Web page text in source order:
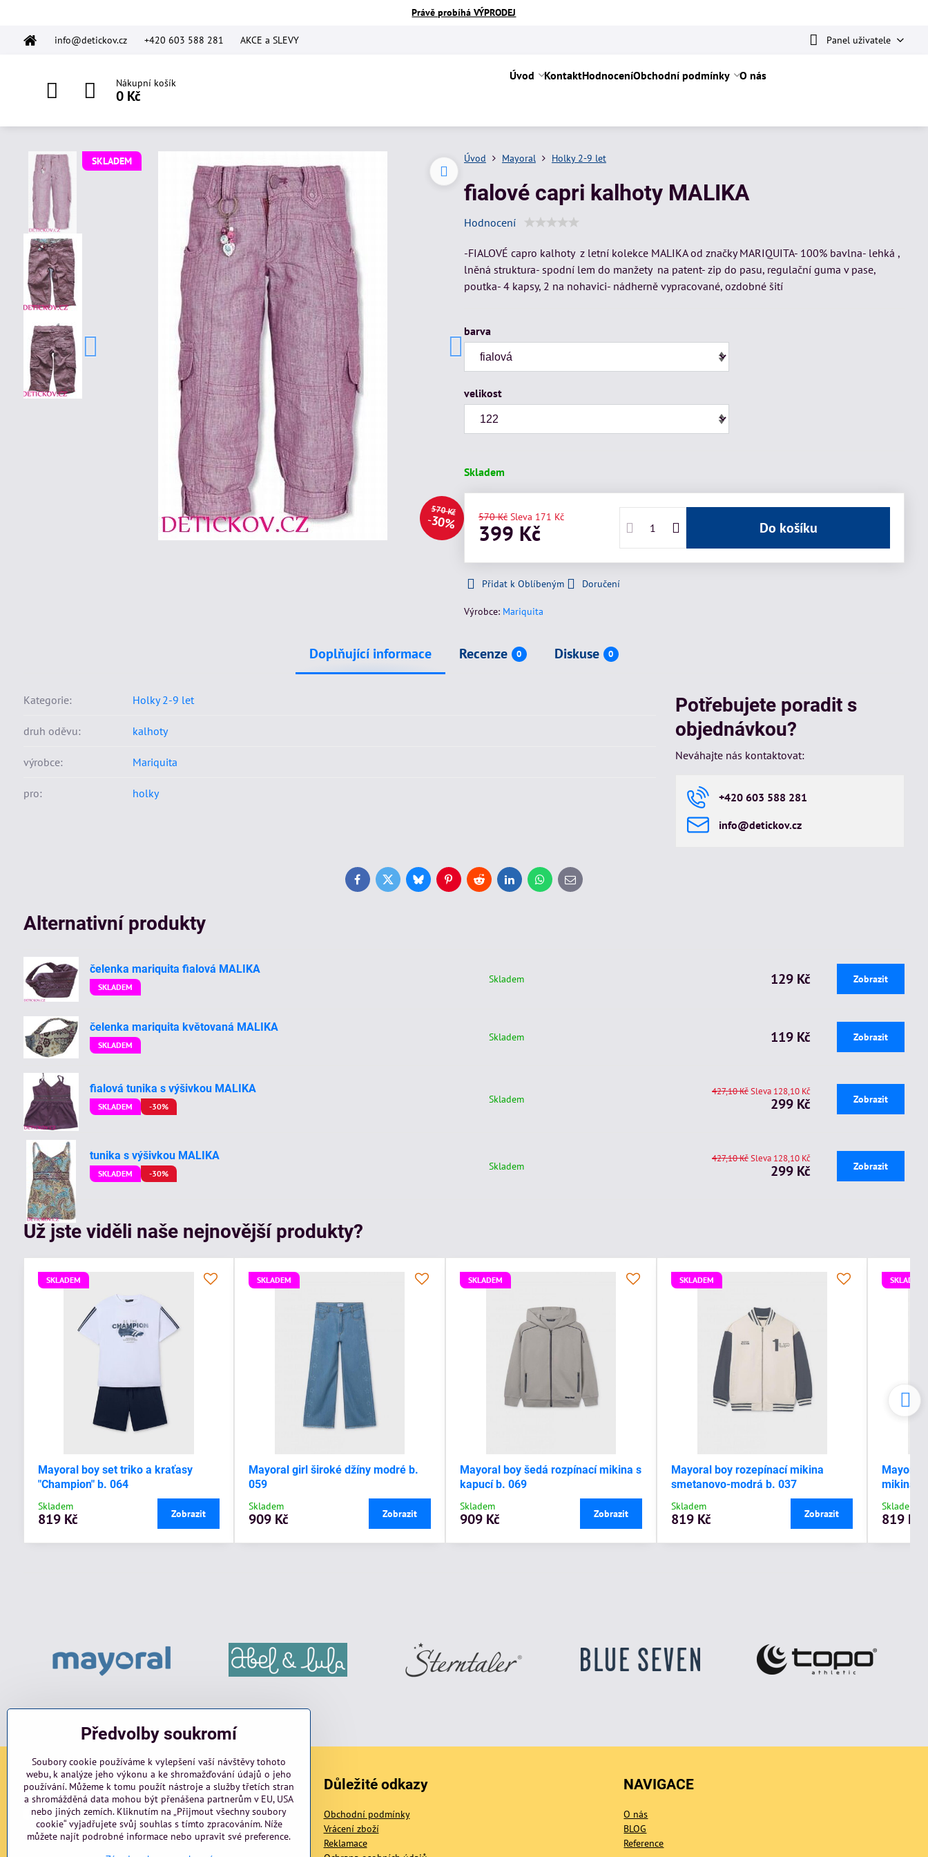
Právě probíhá VÝPRODEJ
info@detickov.cz +420 603 588 281 AKCE a SLEVY Panel uživatele
Nákupní košík
0 Kč
Úvod KontaktHodnoceníObchodní podmínky O nás
SKLADEM
570 Kč
30%
Úvod Mayoral Holky 2-9 let
fialové capri kalhoty MALIKA
Hodnocení
-FIALOVÉ capro kalhoty z letní kolekce MALIKA od značky MARIQUITA- 100% bavlna- lehká ,
lněná struktura- spodní lem do manžety na patent- zip do pasu, regulační guma v pase,
poutka- 4 kapsy, 2 na nohavici- nádherně vypracované, ozdobné šití
barva
velikost
Skladem
570 Kč Sleva 171 Kč
399 Kč Do košíku
Přidat k Oblíbeným Doručení
Výrobce: Mariquita
Doplňující informace Recenze 0 Diskuse 0
Kategorie: Holky 2-9 let
druh oděvu: kalhoty
výrobce: Mariquita
pro: holky
Potřebujete poradit s
objednávkou?
Neváhajte nás kontaktovat:
+420 603 588 281
info​@detickov​.cz
FacebookTwitterBlueskyPinterestRedditLinkedInWhatsApp
E-
mail
Alternativní produkty
čelenka mariquita fialová MALIKA
SKLADEM
Skladem 129 Kč Zobrazit
čelenka mariquita květovaná MALIKA
SKLADEM
Skladem 119 Kč Zobrazit
fialová tunika s výšivkou MALIKA
SKLADEM -30%
Skladem 299 Kč
427,10 Kč Sleva 128,10 Kč
Zobrazit
tunika s výšivkou MALIKA
SKLADEM -30%
Skladem 299 Kč
427,10 Kč Sleva 128,10 Kč
Zobrazit
Už jste viděli naše nejnovější produkty?
SKLADEM
Mayoral boy set triko a kraťasy
"Champion" b. 064
Skladem
819 Kč Zobrazit
SKLADEM
Mayoral girl široké džíny modré b.
059
Skladem
909 Kč Zobrazit
SKLADEM
Mayoral boy šedá rozpínací mikina s
kapucí b. 069
Skladem
909 Kč Zobrazit
SKLADEM
Mayoral boy rozepínací mikina
smetanovo-modrá b. 037
Skladem
819 Kč Zobrazit
SKLADEM
Mayoral
mikina s
Skladem
819 Kč
Sociální sítě
Facebook Instagram blog
Důležité odkazy
Obchodní podmínky
Vrácení zboží
Reklamace
NAVIGACE
O nás
BLOG
Reference
Předvolby soukromí
Soubory cookie používáme k vylepšení vaší návštěvy tohoto
webu, k analýze jeho výkonu a ke shromažďování údajů o jeho
používání. Můžeme k tomu použít nástroje a služby třetích stran
a shromážděná data mohou být přenášena partnerům v EU, USA
nebo jiných zemích. Kliknutím na „Přijmout všechny soubory
cookie“ vyjadřujete svůj souhlas s tímto zpracováním. Níže
můžete najít podrobné informace nebo upravit své preference.